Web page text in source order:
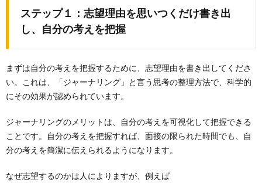
ステップ１： 志望理由を思いつくだけ書き出
し、自分の考えを把握
まずは自分の考えを把握するために、志望理由を書き出してくださ
い。これは、「ジャーナリング」と言う思考の整理方法で、科学的
にその効果が認められています。
ジャーナリングのメリットは、自分の考えを可視化して把握できる
ことです。自分の考えを把握すれば、面接の限られた時間でも、自
分の考えを簡潔に伝えられるようになります。
なぜ志望するのかは人によりますが、例えば